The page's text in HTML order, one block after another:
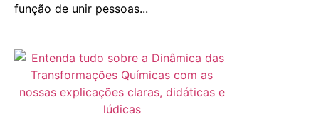
função de unir pessoas...